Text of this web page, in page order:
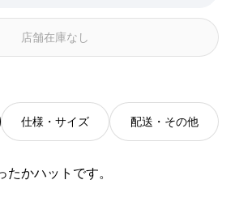
か
取
り
が
あ
せ
ん
店舗在庫なし
仕様・サイズ 配送・その他
たかハットです。